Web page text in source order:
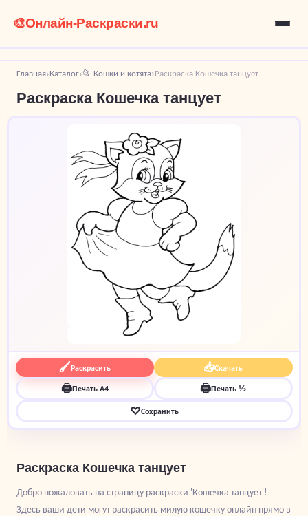
🎨Онлайн-Раскраски.ru
Главная›Каталог›📂 Кошки и котята›Раскраска Кошечка танцует
Раскраска Кошечка танцует
🖌Раскрасить 📥Скачать
🖨Печать A4 🖨Печать ½
♡Сохранить
Раскраска Кошечка танцует
Добро пожаловать на страницу раскраски 'Кошечка танцует'!
Здесь ваши дети могут раскрасить милую кошечку онлайн прямо в